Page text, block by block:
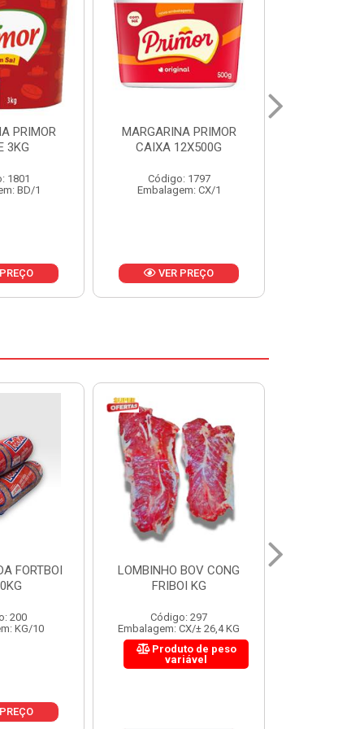
PRIMOR
1797
CX/1
MARGARINA PRIMOR CX
24X250G
Código: 1921
Embalagem: CX/1
VER PREÇO
CONG
KG
297
± 26,4 KG
FIGADO BOV CONG FRIBOI
KG
Código: 222
Embalagem: CX/± 30,12 KG
Produto de peso
variável